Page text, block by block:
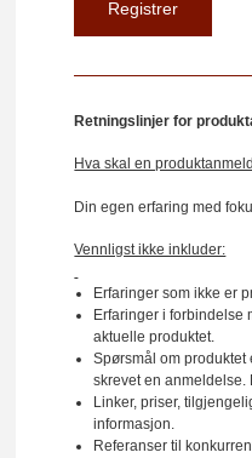
Retningslinjer for
Hva skal en
Din egen erfaring med
Vennligst ikke inkluder:
Erfaringer som ikke er
Erfaringer i forbindelse
aktuelle produktet.
Spørsmål om
skrevet en anmeldelse.
Linker, priser,
informasjon.
Referanser til